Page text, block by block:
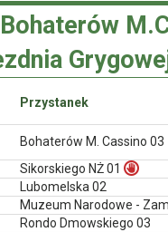
Bohaterów
Przystanek
Bohaterów M. Cassino 03
Sikorskiego NŻ 01
Lubomelska 02
Muzeum Narodowe -
Rondo Dmowskiego 03